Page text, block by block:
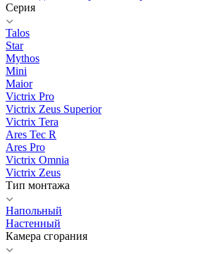
Серия
Talos
Star
Mythos
Mini
Maior
Victrix Pro
Victrix Zeus Superior
Victrix Tera
Ares Tec R
Ares Pro
Victrix Omnia
Victrix Zeus
Тип монтажа
Напольный
Настенный
Камера сгорания